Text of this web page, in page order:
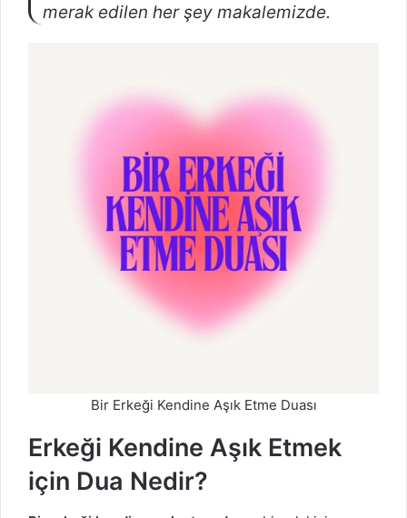
merak edilen her şey makalemizde.
Bir Erkeği Kendine Aşık Etme Duası
Erkeği Kendine Aşık Etmek
için Dua Nedir?